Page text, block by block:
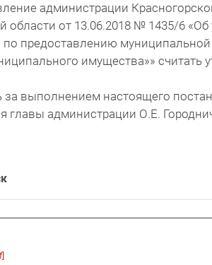
администрации
области от 13.06.2018 № 1435/6
по предоставлению
имущества»» считать
за выполнением настоящего
главы администрации О.Е.